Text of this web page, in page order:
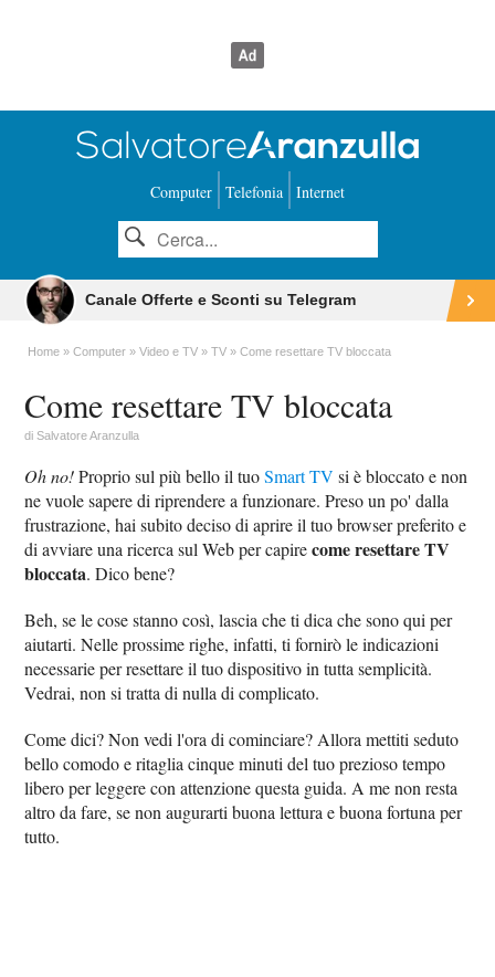
Computer Telefonia Internet
Canale Offerte e Sconti su Telegram
Home Computer Video e TV TV Come resettare TV bloccata
Come resettare TV bloccata
diSalvatore Aranzulla
Oh no!Proprio sul più bello il tuoSmart TV si è bloccato e non
ne vuole sapere di riprendere a funzionare. Preso un po' dalla
frustrazione, hai subito deciso di aprire il tuo browser preferito e
di avviare una ricerca sul Web per capirecome resettare TV
bloccata. Dico bene?
Beh, se le cose stanno così, lascia che ti dica che sono qui per
aiutarti. Nelle prossime righe, infatti, ti fornirò le indicazioni
necessarie per resettare il tuo dispositivo in tutta semplicità.
Vedrai, non si tratta di nulla di complicato.
Come dici? Non vedi l'ora di cominciare? Allora mettiti seduto
bello comodo e ritaglia cinque minuti del tuo prezioso tempo
libero per leggere con attenzione questa guida. A me non resta
altro da fare, se non augurarti buona lettura e buona fortuna per
tutto.